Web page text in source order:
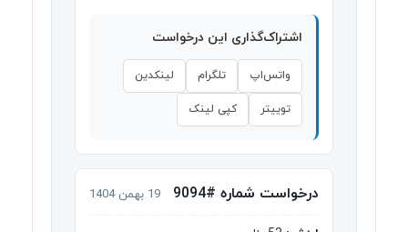
اشتراک‌گذاری این درخواست
واتس‌اپ تلگرام لینکدین
توییتر کپی لینک
درخواست شماره #9094 19 بهمن 1404